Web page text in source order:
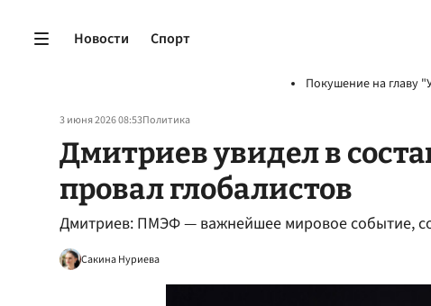
Новости Спорт
Покушение на главу
3 июня 2026 08:53Политика
Дмитриев увидел в
провал глобалистов
Дмитриев: ПМЭФ — важнейшее мировое событие,
Сакина Нуриева